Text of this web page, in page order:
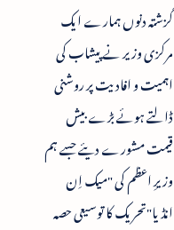
گزشتہ دنوں ہمارے ایک
مرکزی وزیر نے پیشاب کی
اہمیت و افادیت پر روشنی
ڈالتے ہوئے بڑے بیش
قیمت مشورے دیئے جسے ہم
وزیرِ اعظم کی "میک اِن
انڈیا"تحریک کا توسیعی حصہ